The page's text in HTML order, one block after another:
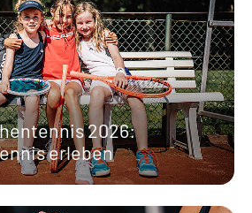
2026:
erleben